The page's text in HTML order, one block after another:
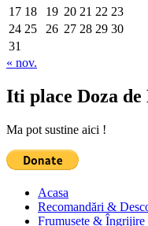
17 18 19 20 21 22 23
24 25 26 27 28 29 30
31
« nov.
Iti place Doza de
Ma pot sustine aici !
Acasa
Recomandări &
Frumusețe & Îngrijire